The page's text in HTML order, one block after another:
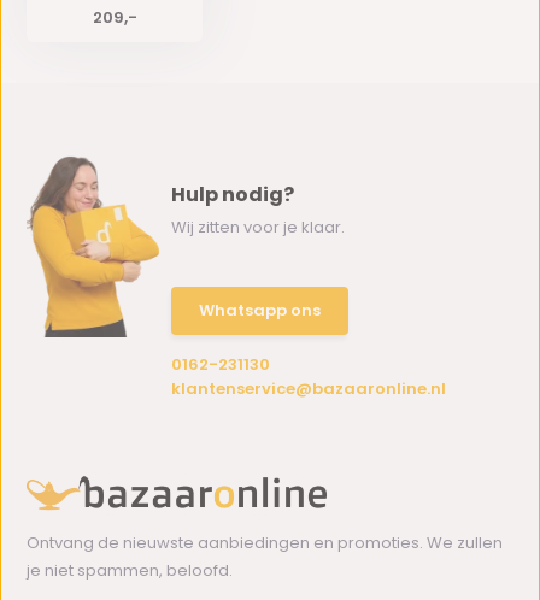
209,-
Hulp nodig?
Wij zitten voor je klaar.
Whatsapp ons
0162-231130
klantenservice@bazaaronline.nl
Ontvang de nieuwste aanbiedingen en promoties. We zullen
je niet spammen, beloofd.